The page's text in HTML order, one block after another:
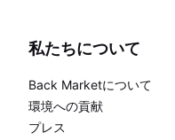
私たちについて
Back Marketについて
環境への貢献
プレス